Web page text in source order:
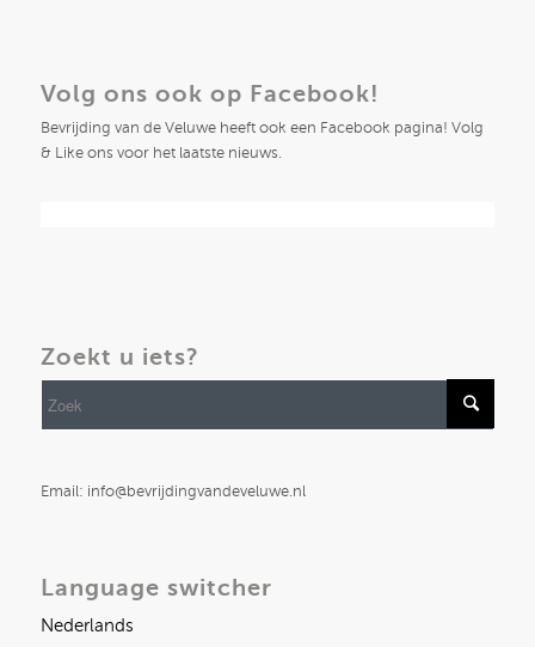
Volg ons ook op Facebook!
Bevrijding van de Veluwe heeft ook een Facebook pagina! Volg
& Like ons voor het laatste nieuws.
Zoekt u iets?
Email: info@bevrijdingvandeveluwe.nl
Language switcher
Nederlands